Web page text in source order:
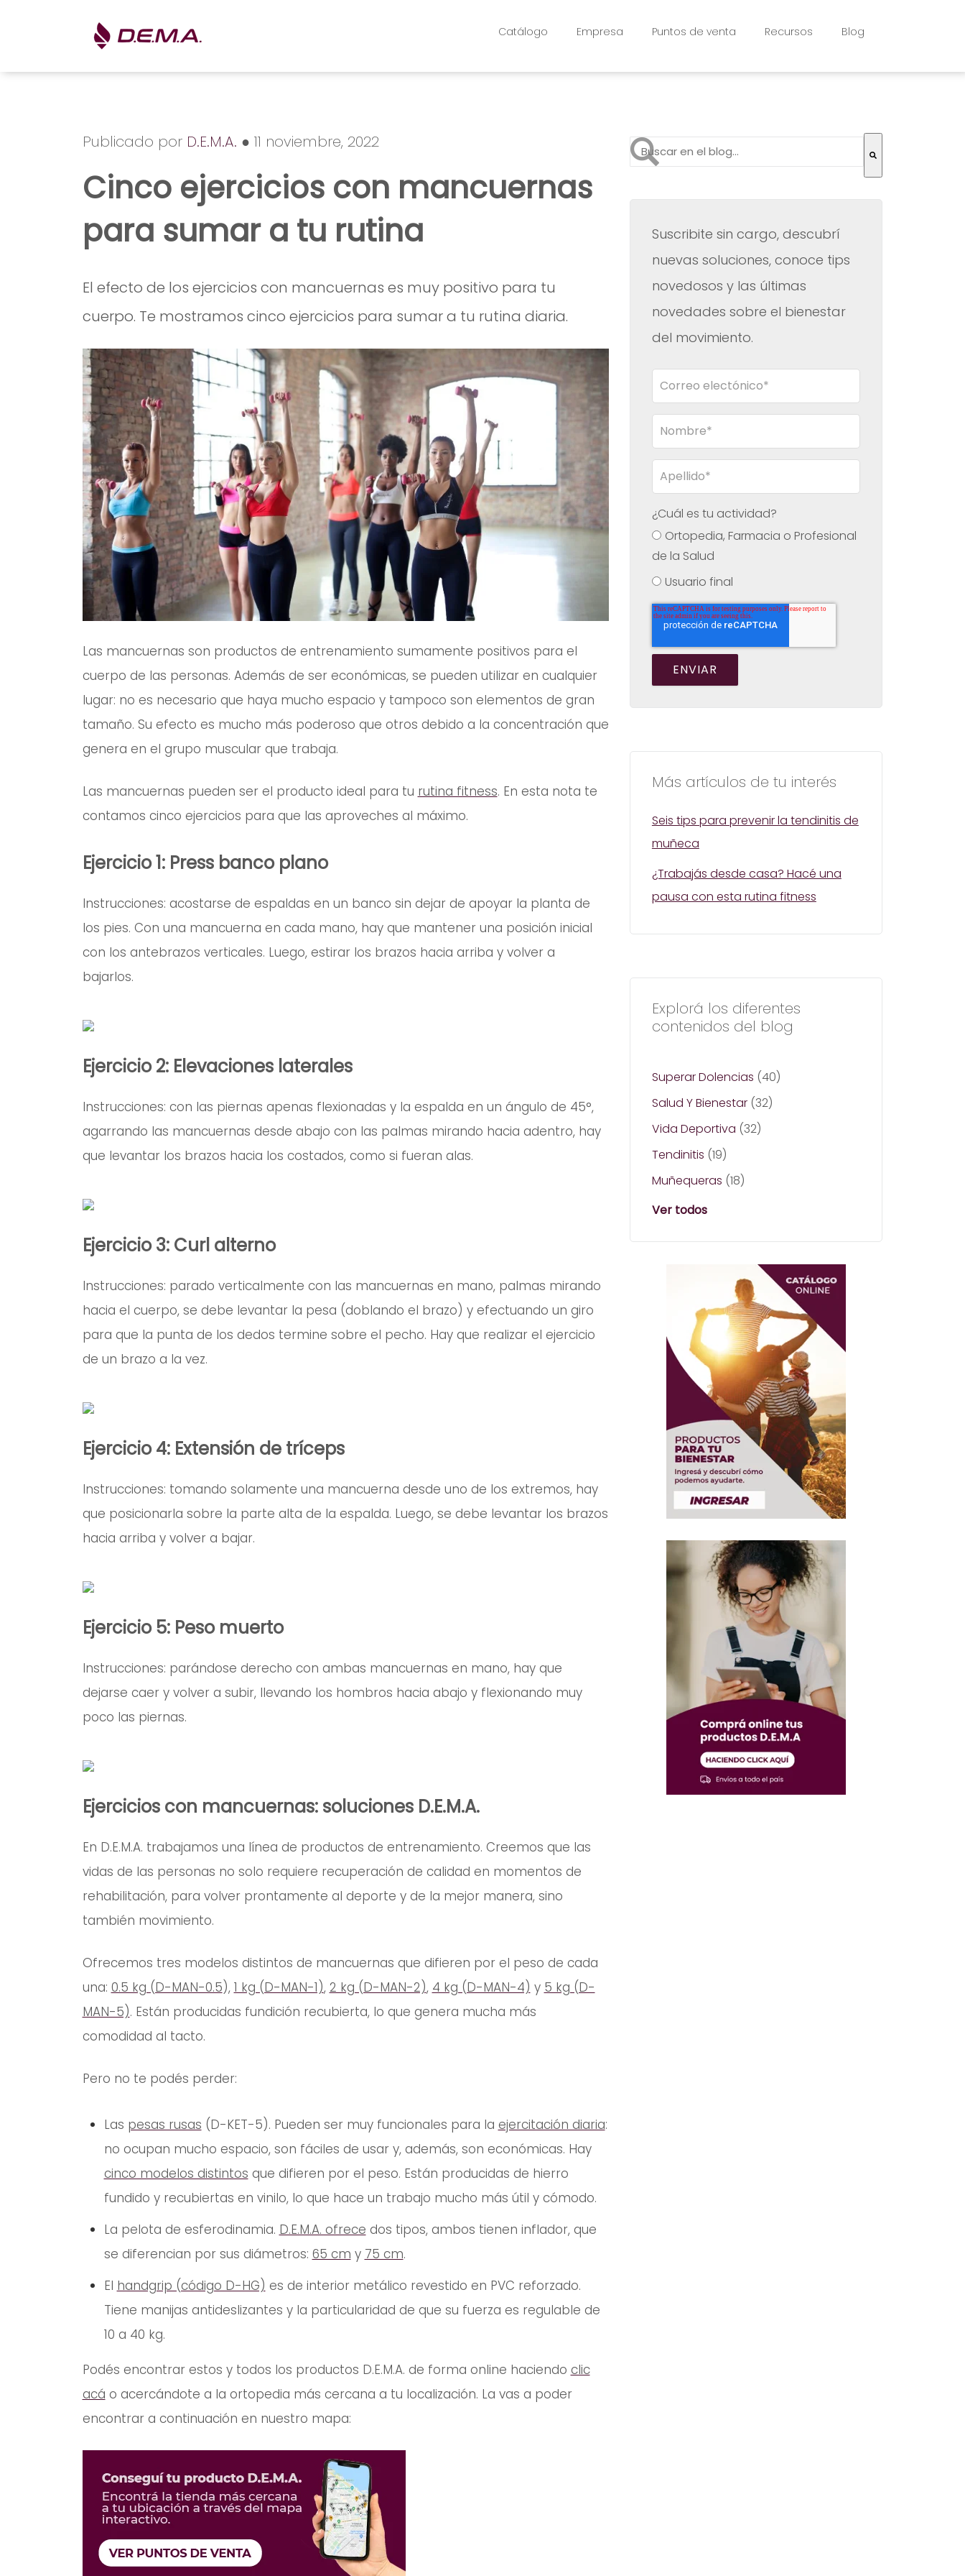
Catálogo Empresa Puntos de venta Recursos Blog
Publicado por D.E.M.A. ● 11 noviembre, 2022
Cinco ejercicios con mancuernas
para sumar a tu rutina
El efecto de los ejercicios con mancuernas es muy positivo para tu
cuerpo. Te mostramos cinco ejercicios para sumar a tu rutina diaria.
Las mancuernas son productos de entrenamiento sumamente positivos para el
cuerpo de las personas. Además de ser económicas, se pueden utilizar en cualquier
lugar: no es necesario que haya mucho espacio y tampoco son elementos de gran
tamaño. Su efecto es mucho más poderoso que otros debido a la concentración que
genera en el grupo muscular que trabaja.
Las mancuernas pueden ser el producto ideal para tu rutina fitness. En esta nota te
contamos cinco ejercicios para que las aproveches al máximo.
Ejercicio 1: Press banco plano
Instrucciones: acostarse de espaldas en un banco sin dejar de apoyar la planta de
los pies. Con una mancuerna en cada mano, hay que mantener una posición inicial
con los antebrazos verticales. Luego, estirar los brazos hacia arriba y volver a
bajarlos.
Ejercicio 2: Elevaciones laterales
Instrucciones: con las piernas apenas flexionadas y la espalda en un ángulo de 45°,
agarrando las mancuernas desde abajo con las palmas mirando hacia adentro, hay
que levantar los brazos hacia los costados, como si fueran alas.
Ejercicio 3: Curl alterno
Instrucciones: parado verticalmente con las mancuernas en mano, palmas mirando
hacia el cuerpo, se debe levantar la pesa (doblando el brazo) y efectuando un giro
para que la punta de los dedos termine sobre el pecho. Hay que realizar el ejercicio
de un brazo a la vez.
Ejercicio 4: Extensión de tríceps
Instrucciones: tomando solamente una mancuerna desde uno de los extremos, hay
que posicionarla sobre la parte alta de la espalda. Luego, se debe levantar los brazos
hacia arriba y volver a bajar.
Ejercicio 5: Peso muerto
Instrucciones: parándose derecho con ambas mancuernas en mano, hay que
dejarse caer y volver a subir, llevando los hombros hacia abajo y flexionando muy
poco las piernas.
Ejercicios con mancuernas: soluciones D.E.M.A.
En D.E.M.A. trabajamos una línea de productos de entrenamiento. Creemos que las
vidas de las personas no solo requiere recuperación de calidad en momentos de
rehabilitación, para volver prontamente al deporte y de la mejor manera, sino
también movimiento.
Ofrecemos tres modelos distintos de mancuernas que difieren por el peso de cada
una: 0.5 kg (D-MAN-0.5), 1 kg (D-MAN-1), 2 kg (D-MAN-2), 4 kg (D-MAN-4) y 5 kg (D-
MAN-5). Están producidas fundición recubierta, lo que genera mucha más
comodidad al tacto.
Pero no te podés perder:
Las pesas rusas (D-KET-5). Pueden ser muy funcionales para la ejercitación diaria:
no ocupan mucho espacio, son fáciles de usar y, además, son económicas. Hay
cinco modelos distintos que difieren por el peso. Están producidas de hierro
fundido y recubiertas en vinilo, lo que hace un trabajo mucho más útil y cómodo.
La pelota de esferodinamia. D.E.M.A. ofrece dos tipos, ambos tienen inflador, que
se diferencian por sus diámetros: 65 cm y 75 cm.
El handgrip (código D-HG) es de interior metálico revestido en PVC reforzado.
Tiene manijas antideslizantes y la particularidad de que su fuerza es regulable de
10 a 40 kg.
Podés encontrar estos y todos los productos D.E.M.A. de forma online haciendo clic
acá o acercándote a la ortopedia más cercana a tu localización. La vas a poder
encontrar a continuación en nuestro mapa:
Esto es un campo de búsqueda con una función de texto
Suscribite sin cargo, descubrí
nuevas soluciones, conoce tips
novedosos y las últimas
novedades sobre el bienestar
del movimiento.
¿Cuál es tu actividad?
Ortopedia, Farmacia o Profesional
de la Salud
Usuario final
Más artículos de tu interés
Seis tips para prevenir la tendinitis de
muñeca
¿Trabajás desde casa? Hacé una
pausa con esta rutina fitness
Explorá los diferentes
contenidos del blog
Superar Dolencias (40)
Salud Y Bienestar (32)
Vida Deportiva (32)
Tendinitis (19)
Muñequeras (18)
Ver todos